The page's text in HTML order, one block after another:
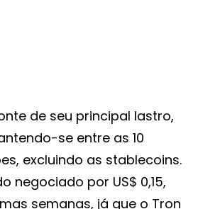
de seu principal lastro,
se entre as 10
excluindo as stablecoins.
negociado por US$ 0,15,
semanas, já que o Tron